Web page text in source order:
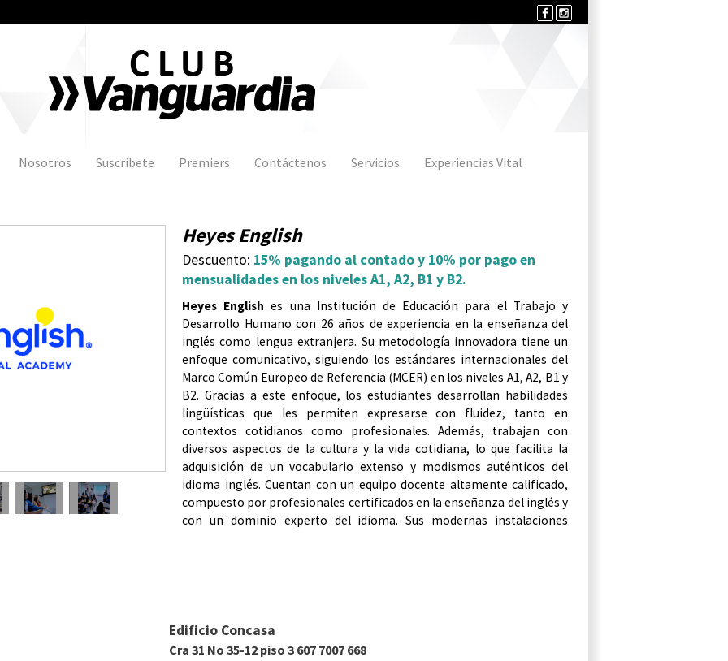
Nosotros Suscríbete Premiers Contáctenos Servicios Experiencias Vital
Heyes English
Descuento: 15% pagando al contado y 10% por pago en
mensualidades en los niveles A1, A2, B1 y B2.
Heyes Englishes una Instituciónde Educación para el Trabajoy
Desarrollo Humano con 26 años de experiencia en la enseñanza del
ingléscomo lenguaextranjera. Su metodología innovadora tiene un
enfoque comunicativo, siguiendo los estándares internacionales del
MarcoComún Europeode Referencia (MCER) en los niveles A1,A2, B1y
B2. Gracias a este enfoque, losestudiantesdesarrollan habilidades
lingüísticas que les permiten expresarsecon fluidez, tanto en
contextos cotidianos como profesionales. Además, trabajan con
diversosaspectosde la cultura y lavidacotidiana, lo que facilita la
adquisición de unvocabulario extenso y modismosauténticos del
idioma inglés. Cuentan con un equipo docente altamente calificado,
compuesto por profesionales certificados en laenseñanza del inglésy
con un dominio experto del idioma.Sus modernas instalaciones
Edificio Concasa
Cra 31 No 35-12 piso 3 607 7007 668